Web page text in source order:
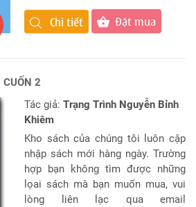
Chi tiết Đặt mua
2
Tác giả: Trạng Trình Nguyễn Bỉnh
Khiêm
Kho sách của chúng tôi luôn cập
nhập sách mới hàng ngày. Trường
hợp bạn không tìm được những
lọai sách mà bạn muốn mua, vui
lòng liên lạc qua email